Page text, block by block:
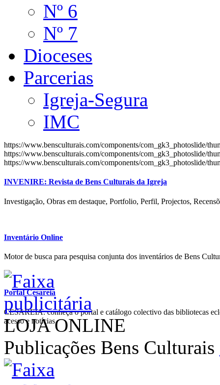
Nº 6
Nº 7
Dioceses
Parcerias
Igreja-Segura
IMC
https://www.bensculturais.com/components/com_gk3_photoslide/
https://www.bensculturais.com/components/com_gk3_photoslide/
https://www.bensculturais.com/components/com_gk3_photoslide/
INVENIRE: Revista de Bens Culturais da Igreja
Investigação, Obras em destaque, Portfolio, Perfil, Projectos,
Inventário Online
Motor de busca para pesquisa conjunta dos inventários de Bens
Portal Cesareia
CESAREIA: conheça o portal e catálogo colectivo das bibliotecas
acesso e notícias
LOJA ONLINE
Publicações Bens Culturais